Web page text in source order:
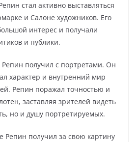
стал активно выставляться
и Салоне художников. Его
интерес и получали
и публики.
получил с портретами. Он
характер и внутренний мир
Репин поражал точностью и
заставляя зрителей видеть
но и душу портретируемых.
Репин получил за свою картину